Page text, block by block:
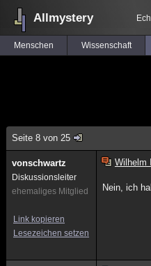
Allmystery
Menschen Wissenschaft
Seite 8 von 25
vonschwartz
Diskussionsleiter
ehemaliges Mitglied
Link kopieren
Lesezeichen setzen
Wilhelm
Nein, ich